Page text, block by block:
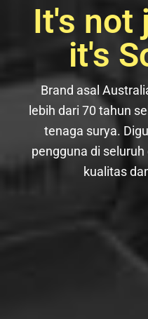
It's not
it's
Brand asal
lebih dari 70 tahun
tenaga surya. Digunakan lebih dari 3 juta
pengguna di
kualitas